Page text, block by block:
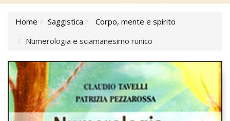
Home Saggistica
Corpo, mente e spirito
Numerologia e sciamanesimo runico